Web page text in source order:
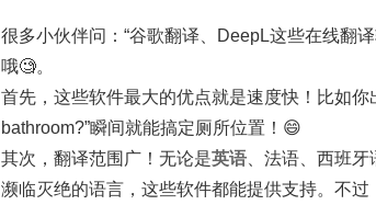
很多小伙伴问：“谷歌翻译、DeepL这些在线翻
哦🧐。
首先，这些软件最大的优点就是速度快！比如
bathroom?”瞬间就能搞定厕所位置！😄
其次，翻译范围广！无论是英语 、法语、西班
濒临灭绝的语言，这些软件都能提供支持。不